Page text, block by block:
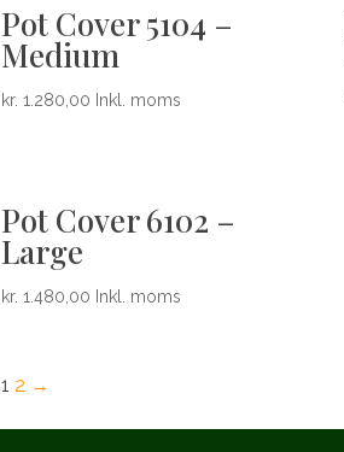
Pot Cover 5104 –
Medium
kr. 1.280,00 Inkl. moms
Pot Cover 6102 –
Large
kr. 1.480,00 Inkl. moms
1 2 →